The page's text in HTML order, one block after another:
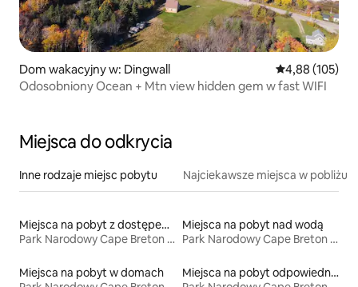
Dom wakacyjny w: Dingwall Średnia
4,88 (105)
Odosobniony Ocean + Mtn view hidden gem w fast WIFI
Miejsca do odkrycia
Inne rodzaje miejsc pobytu Najciekawsze miejsca w pobliżu
Miejsca na pobyt z dostępem do plaży
Park Narodowy Cape Breton Highlands
Miejsca na pobyt nad wodą
Park Narodowy Cape Breton Highlands
Miejsca na pobyt w domach
Miejsca na pobyt odpowiednie dla rodzin